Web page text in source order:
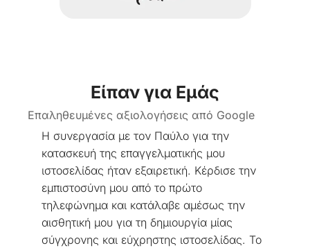
Είπαν για Εμάς
Eπαληθευμένες αξιολογήσεις από Google
Η συνεργασία με τον Παύλο για την
κατασκευή της επαγγελματικής μου
ιστοσελίδας ήταν εξαιρετική. Κέρδισε την
εμπιστοσύνη μου από το πρώτο
τηλεφώνημα και κατάλαβε αμέσως την
αισθητική μου για τη δημιουργία μίας
σύγχρονης και εύχρηστης ιστοσελίδας. Το